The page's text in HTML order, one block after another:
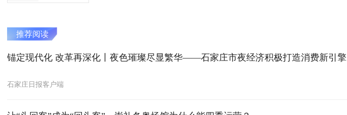
推荐阅读
锚定现代化 改革再深化丨夜色璀璨尽显繁华——石家庄市夜经济积极打造消费新引擎
石家庄日报客户端